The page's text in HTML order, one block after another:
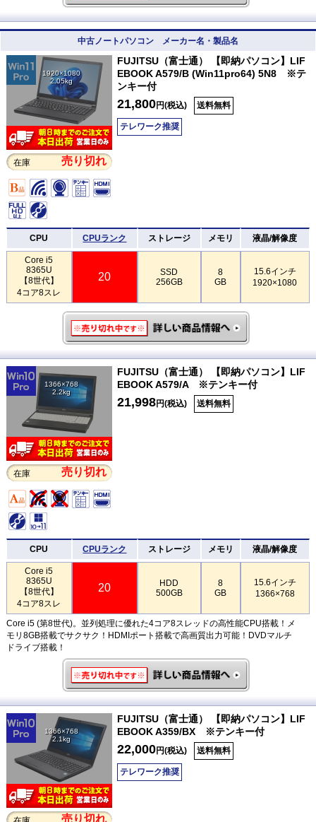
中古ノートパソコン メーカー名・製品名
1920×1080
2.05kg
在庫 売り切れ
FUJITSU（富士通） 【即納パソコン】LIF
EBOOK A579/B (Win11pro64) 5N8 ※テ
ンキー付
21,800円(税込) 送料無料
テレワーク推奨
CPU CPUランク ストレージ メモリ 液晶/解像度
Core i5
8365U
【8世代】
4コア8スレ
20
SSD
256GB
8
GB
15.6インチ
1920×1080
1366×768
2.2kg
在庫 売り切れ
FUJITSU（富士通） 【即納パソコン】LIF
EBOOK A579/A ※テンキー付
21,998円(税込) 送料無料
CPU CPUランク ストレージ メモリ 液晶/解像度
Core i5
8365U
【8世代】
4コア8スレ
20
HDD
500GB
8
GB
15.6インチ
1366×768
Core i5 (第8世代)。並列処理に優れた4コア8スレッドの高性能CPU搭載！メ
モリ8GB搭載でサクサク！HDMIポート搭載で高画質出力可能！DVDマルチ
ドライブ搭載！
1366×768
2.1kg
売り切れ
FUJITSU（富士通） 【即納パソコン】LIF
EBOOK A359/BX ※テンキー付
22,000円(税込) 送料無料
テレワーク推奨